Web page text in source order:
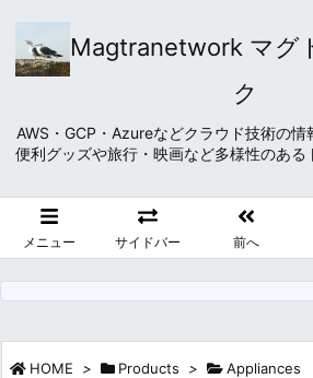
Magtranetwork マグ
ク
AWS・GCP・Azureなどクラウド技術の情
便利グッズや旅行・映画など多様性のある
メニュー サイドバー 前へ
HOME > Products > Appliances